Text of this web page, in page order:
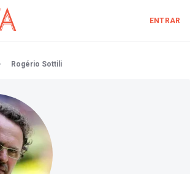
ENTRAR
Rogério Sottili